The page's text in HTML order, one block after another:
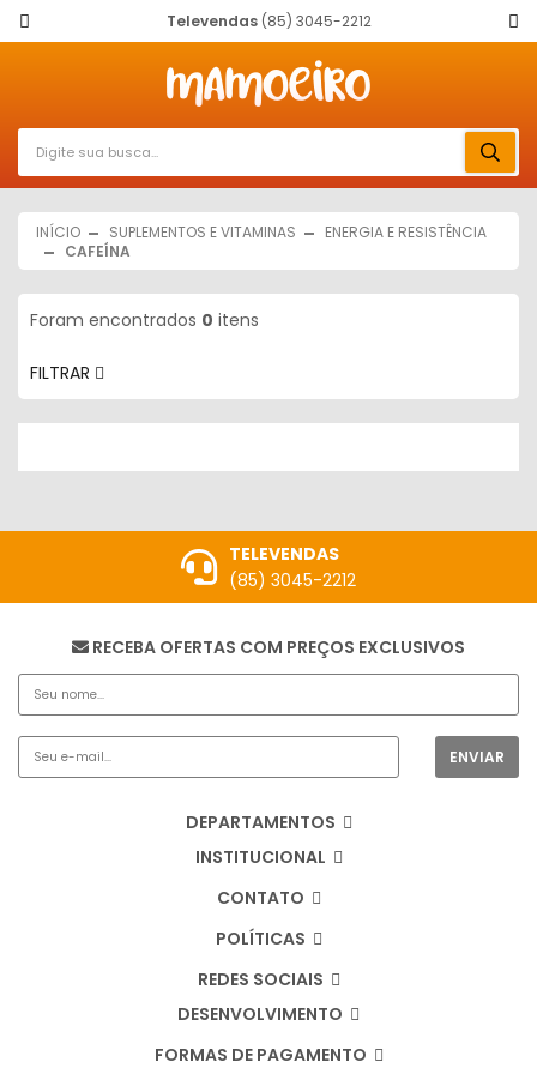
Televendas(85) 3045-2212
INÍCIO SUPLEMENTOS E VITAMINAS
ENERGIA E RESISTÊNCIA
CAFEÍNA
Foram encontrados 0 itens
FILTRAR
TELEVENDAS
(85) 3045-2212
RECEBA OFERTAS COM PREÇOS EXCLUSIVOS
DEPARTAMENTOS
INSTITUCIONAL
CONTATO
POLÍTICAS
REDES SOCIAIS
DESENVOLVIMENTO
FORMAS DE PAGAMENTO